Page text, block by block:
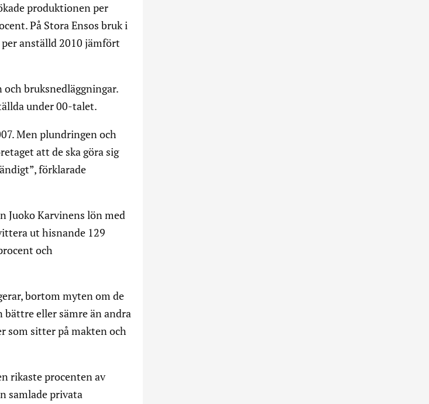
produktionen per
På Stora Ensos bruk i
per anställd 2010 jämfört
bruksnedläggningar.
under 00-talet.
Men plundringen och
att de ska göra sig
förklarade
Juoko Karvinens lön med
ut hisnande 129
och
bortom myten om de
bättre eller sämre än andra
som sitter på makten och
rikaste procenten av
samlade privata